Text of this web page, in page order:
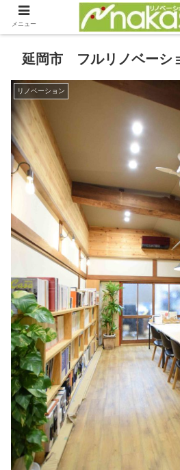
延岡市 フルリノベーシ
リノベーション
メニュー